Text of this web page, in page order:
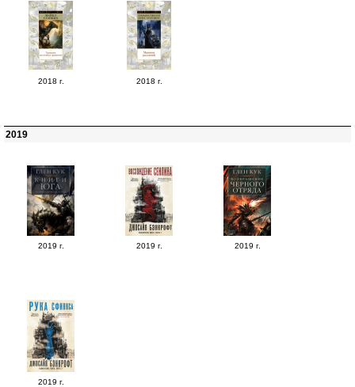
2018 г. 2018 г.
2019
2019 г. 2019 г. 2019 г.
2019 г.